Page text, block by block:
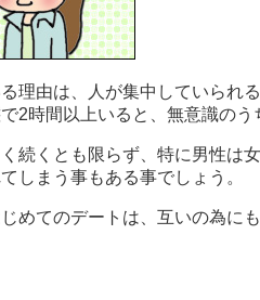
理由は、人が集中していられ
2時間以上いると、無意識のう
続くとも限らず、特に男性は
しまう事もある事でしょう。
めてのデートは、互いの為に